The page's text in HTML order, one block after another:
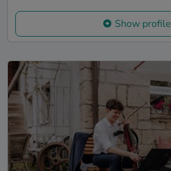
Show profile